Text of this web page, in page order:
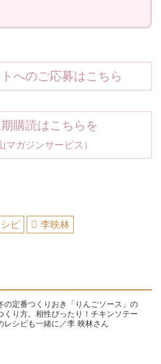
へのご応募はこちら
購読はこちらを
ガジンサービス）
ピ 李映林
の定番つくりおき「りんごソース」の
くり方。相性ぴったり！チキンソテー
レシピも一緒に／李 映林さん